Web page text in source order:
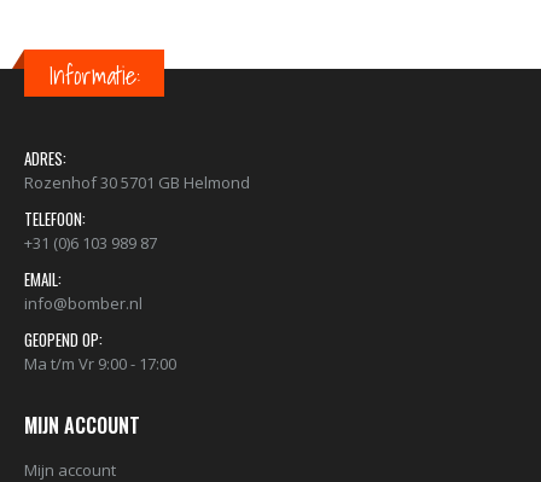
Informatie:
ADRES:
Rozenhof 30 5701 GB Helmond
TELEFOON:
+31 (0)6 103 989 87
EMAIL:
info@bomber.nl
GEOPEND OP:
Ma t/m Vr 9:00 - 17:00
MIJN ACCOUNT
Mijn account